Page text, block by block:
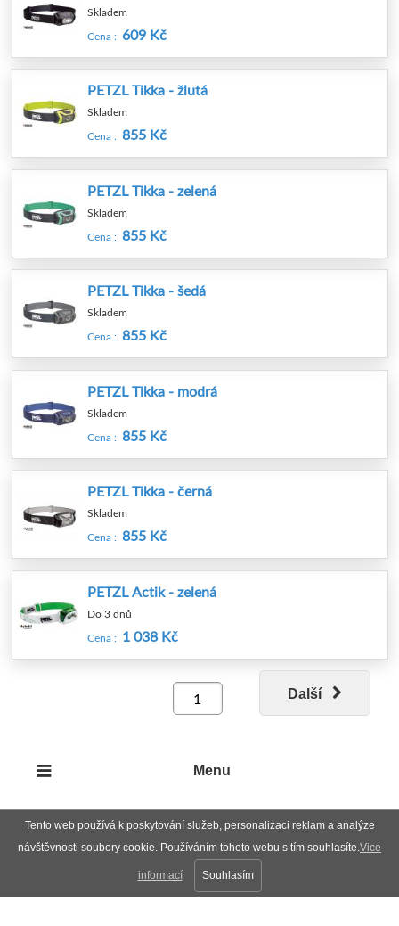
Tento web používá k poskytování služeb, personalizaci reklam a analýze
návštěvnosti soubory cookie. Používáním tohoto webu s tím souhlasíte.Vice
informací Souhlasím
Skladem
Cena : 609 Kč
PETZL Tikka - žlutá
Skladem
Cena : 855 Kč
PETZL Tikka - zelená
Skladem
Cena : 855 Kč
PETZL Tikka - šedá
Skladem
Cena : 855 Kč
PETZL Tikka - modrá
Skladem
Cena : 855 Kč
PETZL Tikka - černá
Skladem
Cena : 855 Kč
PETZL Actik - zelená
Do 3 dnů
Cena : 1 038 Kč
Další
Menu